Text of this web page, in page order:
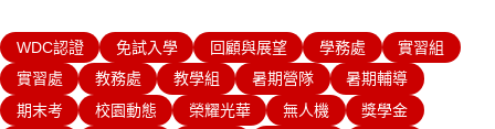
WDC認證 免試入學 回顧與展望 學務處
實習組
實習處
教務處 教學組 暑期營隊
暑期輔導
期末考
校園動態 榮耀光華 無人機
獎學金